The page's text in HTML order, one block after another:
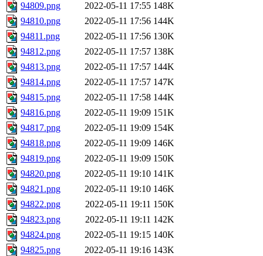
94809.png
2022-05-11 17:55 148K
94810.png
2022-05-11 17:56 144K
94811.png
2022-05-11 17:56 130K
94812.png
2022-05-11 17:57 138K
94813.png
2022-05-11 17:57 144K
94814.png
2022-05-11 17:57 147K
94815.png
2022-05-11 17:58 144K
94816.png
2022-05-11 19:09 151K
94817.png
2022-05-11 19:09 154K
94818.png
2022-05-11 19:09 146K
94819.png
2022-05-11 19:09 150K
94820.png
2022-05-11 19:10 141K
94821.png
2022-05-11 19:10 146K
94822.png
2022-05-11 19:11 150K
94823.png
2022-05-11 19:11 142K
94824.png
2022-05-11 19:15 140K
94825.png
2022-05-11 19:16 143K